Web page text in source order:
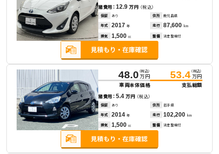
諸費用：12.9万円 （税込）
保証 あり 住所 鹿児島県
年式 2017 年 走行 87,600 km
排気 1,500 cc 整備 法定整備付
48.0 （税込）
万円
車両本体価格
53.4 （税込）
万円
支払総額
諸費用：5.4万円 （税込）
保証 あり 住所 岩手県
年式 2014 年 走行 102,200 km
排気 1,500 cc 整備 法定整備付